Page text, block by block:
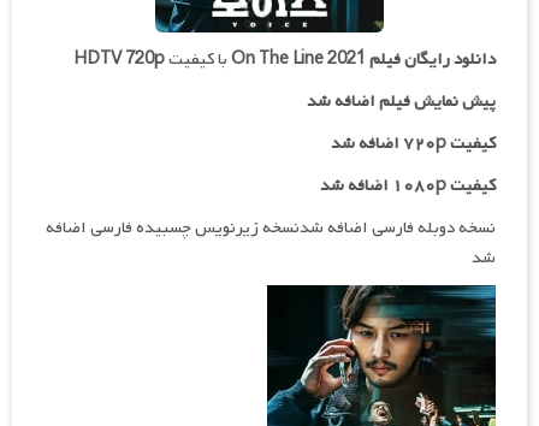
دانلود رایگان فیلم On The Line 2021با کیفیتHDTV 720p
پیش نمایش فیلم اضافه شد
کیفیت ۷۲۰p اضافه شد
کیفیت ۱۰۸۰p اضافه شد
نسخه دوبله فارسی اضافه شدنسخه زیرنویس چسبیده فارسی اضافه
شد